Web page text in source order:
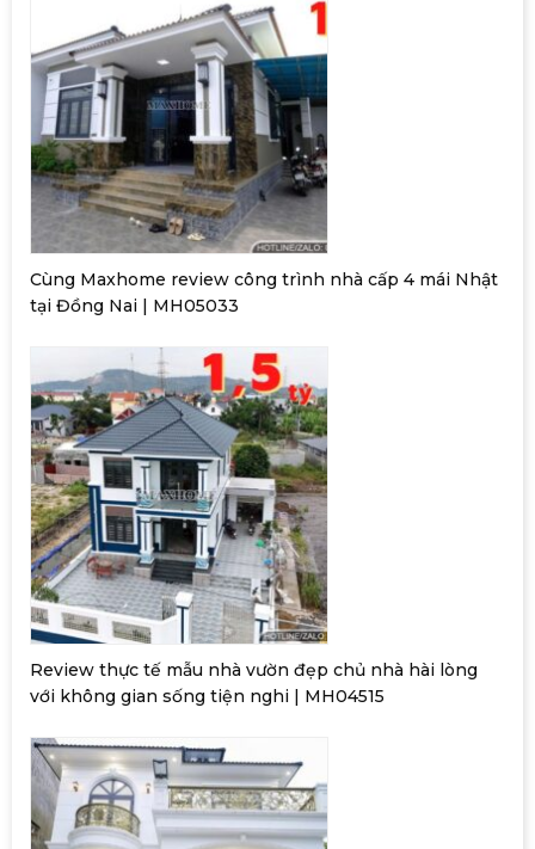
Cùng Maxhome review công trình nhà cấp 4 mái Nhật
tại Đồng Nai | MH05033
Review thực tế mẫu nhà vườn đẹp chủ nhà hài lòng
với không gian sống tiện nghi | MH04515